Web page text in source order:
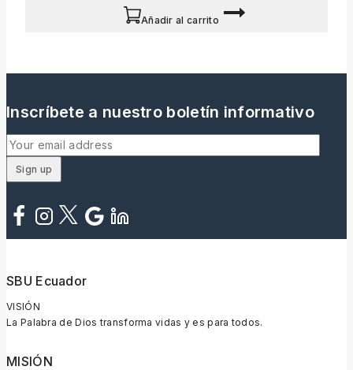
Añadir al carrito
Inscríbete a nuestro boletín informativo
SBU Ecuador
VISIÓN
La Palabra de Dios transforma vidas y es para todos.
MISIÓN